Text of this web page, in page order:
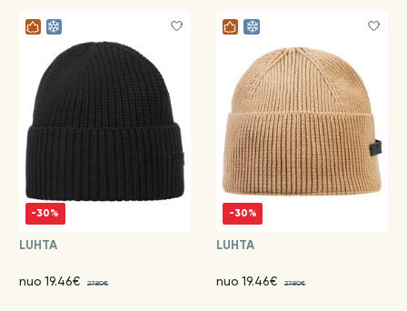
-30%
LUHTA
nuo 19.46€ 27.80€
-30%
LUHTA
nuo 19.46€ 27.80€